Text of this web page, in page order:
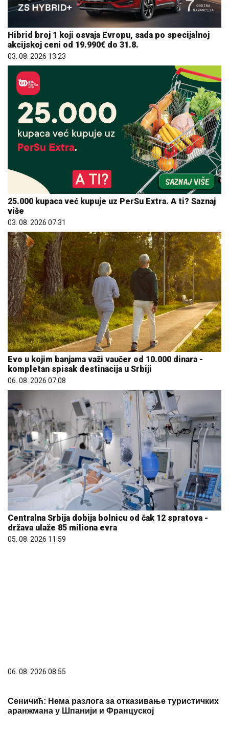
Hibrid broj 1 koji osvaja Evropu, sada po specijalnoj
akcijskoj ceni od 19.990€ do 31.8.
03. 08. 2026 13:23
25.000 kupaca već kupuje uz PerSu Extra. A ti? Saznaj
više
03. 08. 2026 07:31
Evo u kojim banjama važi vaučer od 10.000 dinara -
kompletan spisak destinacija u Srbiji
06. 08. 2026 07:08
Centralna Srbija dobija bolnicu od čak 12 spratova -
država ulaže 85 miliona evra
05. 08. 2026 11:59
06. 08. 2026 08:55
Сеничић: Нема разлога за отказивање туристичких
аранжмана у Шпанији и Француској